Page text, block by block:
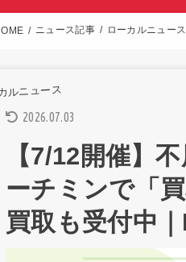
ニュース記事 ローカルニュース
ルニュース
2026.07.03
【7/12開催】
ーチミンで「
買取も受付中